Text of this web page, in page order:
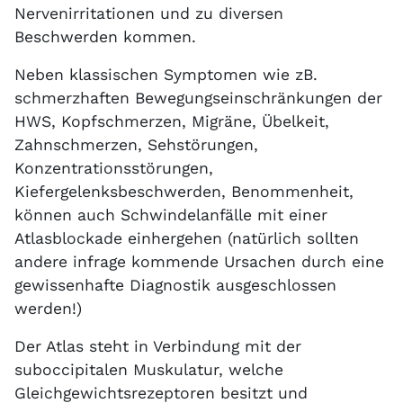
Nervenirritationen und zu diversen
Beschwerden kommen.
Neben klassischen Symptomen wie zB.
schmerzhaften Bewegungseinschränkungen der
HWS, Kopfschmerzen, Migräne, Übelkeit,
Zahnschmerzen, Sehstörungen,
Konzentrationsstörungen,
Kiefergelenksbeschwerden, Benommenheit,
können auch Schwindelanfälle mit einer
Atlasblockade einhergehen (natürlich sollten
andere infrage kommende Ursachen durch eine
gewissenhafte Diagnostik ausgeschlossen
werden!)
Der Atlas steht in Verbindung mit der
suboccipitalen Muskulatur, welche
Gleichgewichtsrezeptoren besitzt und